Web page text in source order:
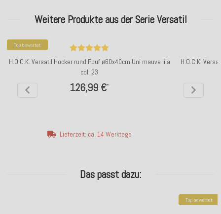
Weitere Produkte aus der Serie Versatil
Top bewertet
H.O.C.K. Versatil Hocker rund Pouf ø60x40cm Uni mauve lila
col. 23
126,99 €*
Lieferzeit: ca. 14 Werktage
H.O.C.K.
Das passt dazu:
Top bewertet